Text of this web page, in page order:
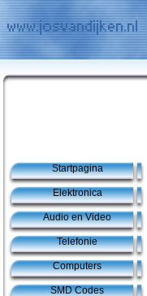
Startpagina
Elektronica
Audio en Video
Telefonie
Computers
SMD Codes